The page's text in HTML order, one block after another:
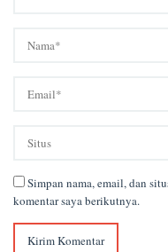
Simpan nama, email, dan
komentar saya berikutnya.